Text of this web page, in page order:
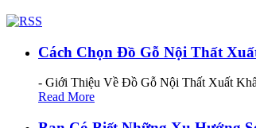
Cách Chọn Đồ Gỗ Nội Thất
- Giới Thiệu Về Đồ Gỗ Nội Thất Xuất
Read More